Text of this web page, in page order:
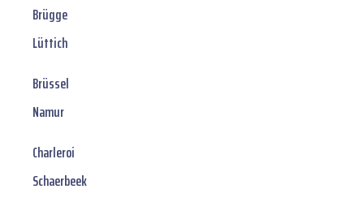
Brügge
Lüttich
Brüssel
Namur
Charleroi
Schaerbeek